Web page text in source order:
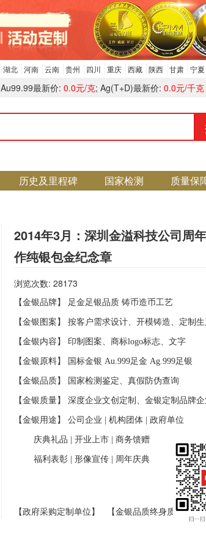
湖北 河南 云南 贵州 四川 重庆 西藏 陕西 甘肃 宁夏
Au99.99最新价: 0.0元/克; Ag(T+D)最新价: 0.0元/千克
历史及里程碑 国家检测 质量保
2014年3月：深圳金溢科技公司周
作纯银包金纪念章
浏览次数: 28173
【金银品牌】 足金足银品质 铸币造币工艺
【金银图案】 按客户需求设计、开模铸造、定制
【金银内容】 印制图案、商标logo标志、文字
【金银原料】 国标金银 Au.999足金 Ag.999足银
【金银品质】 国家检测鉴定、真假防伪查询
【金银质量】 深度企业文创定制、金银定制品牌
【金银用途】 公司企业 机构团体 政府单位
庆典礼品 开业上市 商务馈赠
福利表彰 形像宣传 周年庆典
【政府采购定制单位】 【金银品质终身质保】